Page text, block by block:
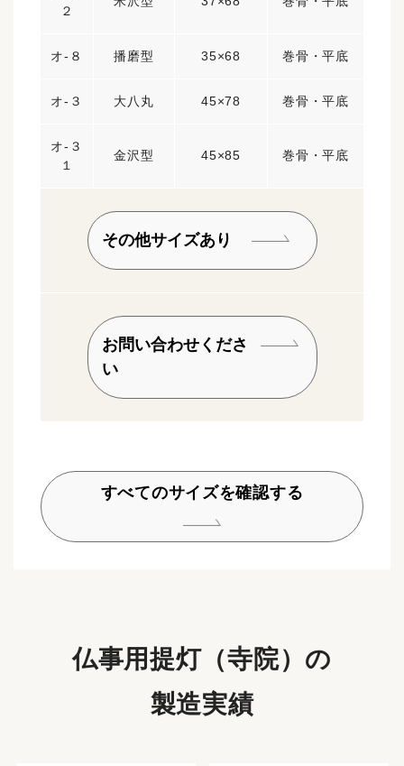
２
オ-８ 播磨型 35×68 巻骨・平底
オ-３ 大八丸 45×78 巻骨・平底
オ-３
１
金沢型 45×85 巻骨・平底
その他サイズあり
お問い合わせくださ
い
すべてのサイズを確認する
仏事用提灯（寺院）の
製造実績